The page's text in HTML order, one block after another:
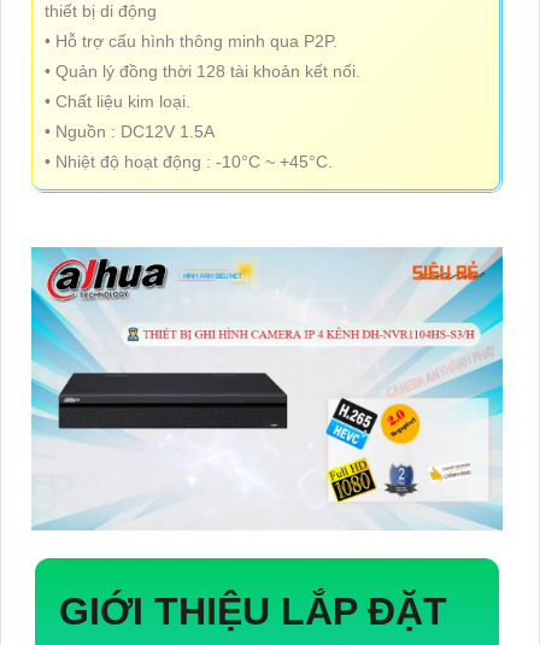
thiết bị di động
• Hỗ trợ cấu hình thông minh qua P2P.
• Quản lý đồng thời 128 tài khoản kết nối.
• Chất liệu kim loại.
• Nguồn : DC12V 1.5A
• Nhiệt độ hoạt động : -10°C ~ +45°C.
GIỚI THIỆU LẮP ĐẶT